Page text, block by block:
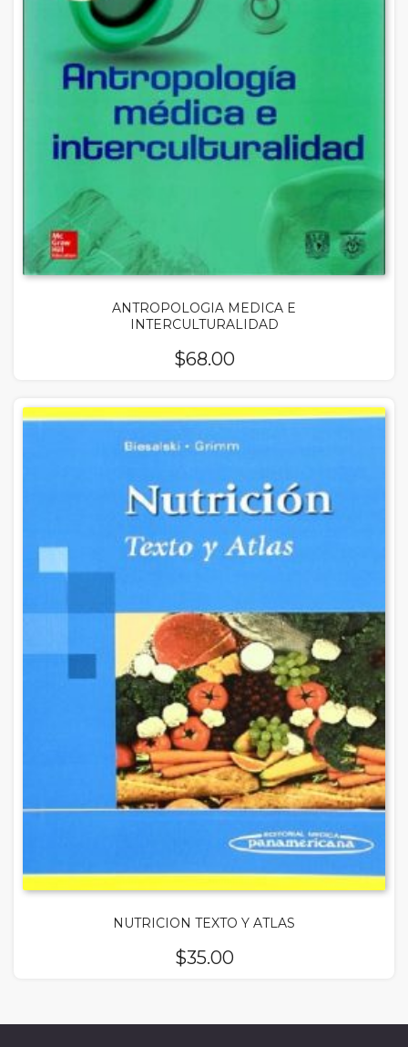
ANTROPOLOGIA MEDICA E
INTERCULTURALIDAD
$68.00
NUTRICION TEXTO Y ATLAS
$35.00